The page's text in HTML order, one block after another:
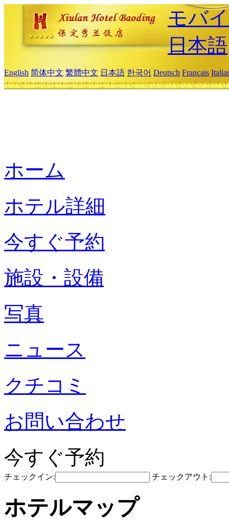
モバ
日本語
English 简体中文 繁體中文 日本語 한국어 Deutsch Français
ホーム
ホテル詳細
今すぐ予約
施設・設備
写真
ニュース
クチコミ
お問い合わせ
今すぐ予約
チェックイン: チェックアウト:
ホテルマップ